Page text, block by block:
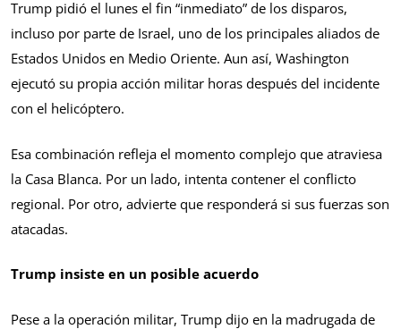
Trump pidió el lunes el fin “inmediato” de los disparos,
incluso por parte de Israel, uno de los principales aliados de
Estados Unidos en Medio Oriente. Aun así, Washington
ejecutó su propia acción militar horas después del incidente
con el helicóptero.
Esa combinación refleja el momento complejo que atraviesa
la Casa Blanca. Por un lado, intenta contener el conflicto
regional. Por otro, advierte que responderá si sus fuerzas son
atacadas.
Trump insiste en un posible acuerdo
Pese a la operación militar, Trump dijo en la madrugada de